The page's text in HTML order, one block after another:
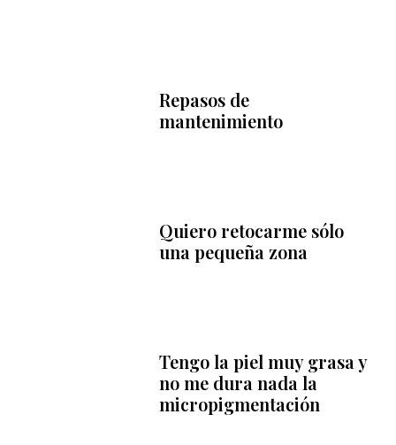
Repasos de
mantenimiento
Quiero retocarme sólo
una pequeña zona
Tengo la piel muy grasa y
no me dura nada la
micropigmentación